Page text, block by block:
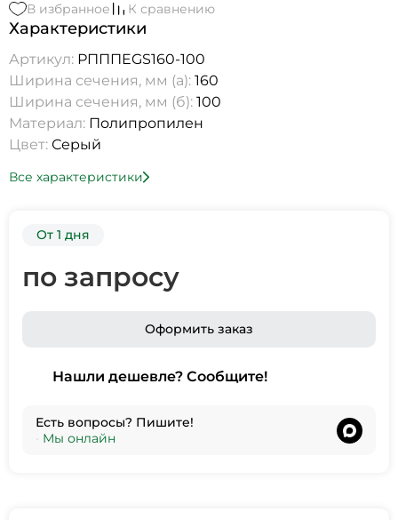
В избранное К сравнению
Характеристики
Артикул: РПППEGS160-100
Ширина сечения, мм (а): 160
Ширина сечения, мм (б): 100
Материал: Полипропилен
Цвет: Серый
Все характеристики
От 1 дня
по запросу
Оформить заказ
Нашли дешевле? Сообщите!
Есть вопросы? Пишите!
• Мы онлайн